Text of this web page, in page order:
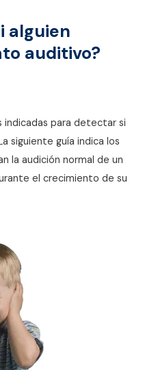
alguien
auditivo?
indicadas para detectar si
siguiente guía indica los
la audición normal de un
el crecimiento de su